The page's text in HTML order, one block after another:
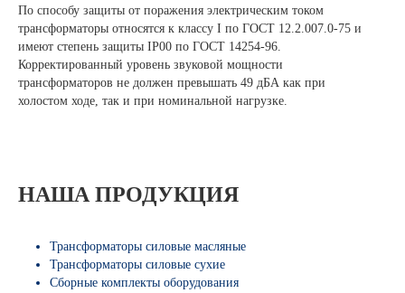
По способу защиты от поражения электрическим током
трансформаторы относятся к классу I по ГОСТ 12.2.007.0-75 и
имеют степень защиты IP00 по ГОСТ 14254-96.
Корректированный уровень звуковой мощности
трансформаторов не должен превышать 49 дБА как при
холостом ходе, так и при номинальной нагрузке.
НАША ПРОДУКЦИЯ
Трансформаторы силовые масляные
Трансформаторы силовые сухие
Сборные комплекты оборудования